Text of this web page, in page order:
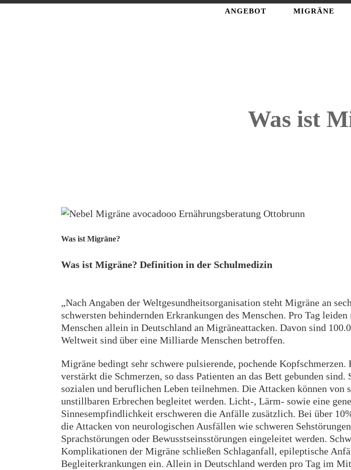
ANGEBOT MIGRÄNE
Was ist
Was ist Migräne?
Was ist Migräne? Definition in der Schulmedizin
„Nach Angaben der Weltgesundheitsorganisation steht Migräne an
schwersten behindernden Erkrankungen des Menschen. Pro Tag
Menschen allein in Deutschland an Migräneattacken. Davon sind
Weltweit sind über eine Milliarde Menschen betroffen.
Migräne bedingt sehr schwere pulsierende, pochende
verstärkt die Schmerzen, so dass Patienten an das Bett gebunden sind.
sozialen und beruflichen Leben teilnehmen. Die Attacken können von
unstillbaren Erbrechen begleitet werden. Licht-, Lärm- sowie eine
Sinnesempfindlichkeit erschweren die Anfälle zusätzlich. Bei über
die Attacken von neurologischen Ausfällen wie schweren
Sprachstörungen oder Bewusstseinsstörungen eingeleitet werden.
Komplikationen der Migräne schließen Schlaganfall, epileptische
Begleiterkrankungen ein. Allein in Deutschland werden pro Tag im